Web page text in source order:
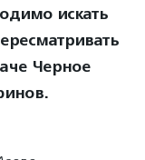
искать
Черное